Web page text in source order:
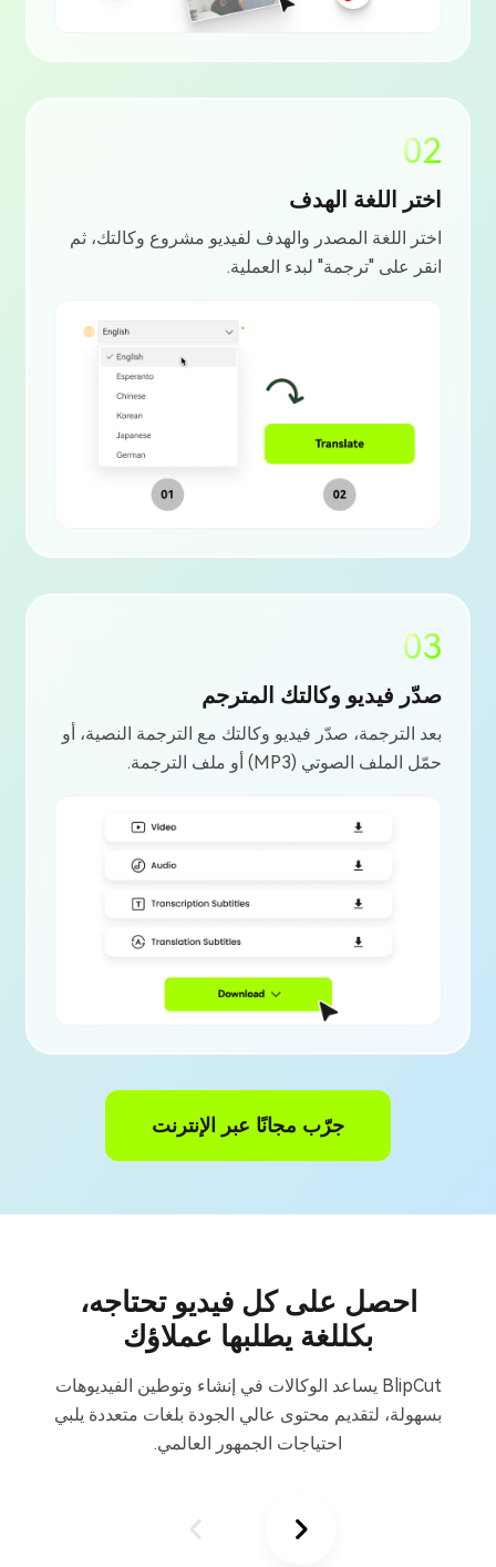
02
اختر اللغة الهدف
اختر اللغة المصدر والهدف لفيديو مشروع وكالتك، ثم
انقر على "ترجمة" لبدء العملية.
03
صدّر فيديو وكالتك المترجم
بعد الترجمة، صدّر فيديو وكالتك مع الترجمة النصية، أو
حمّل الملف الصوتي (MP3) أو ملف الترجمة.
جرّب مجانًا عبر الإنترنت
احصل على كل فيديو تحتاجه،
بكللغة يطلبها عملاؤك
BlipCut يساعد الوكالات في إنشاء وتوطين الفيديوهات
بسهولة، لتقديم محتوى عالي الجودة بلغات متعددة يلبي
احتياجات الجمهور العالمي.